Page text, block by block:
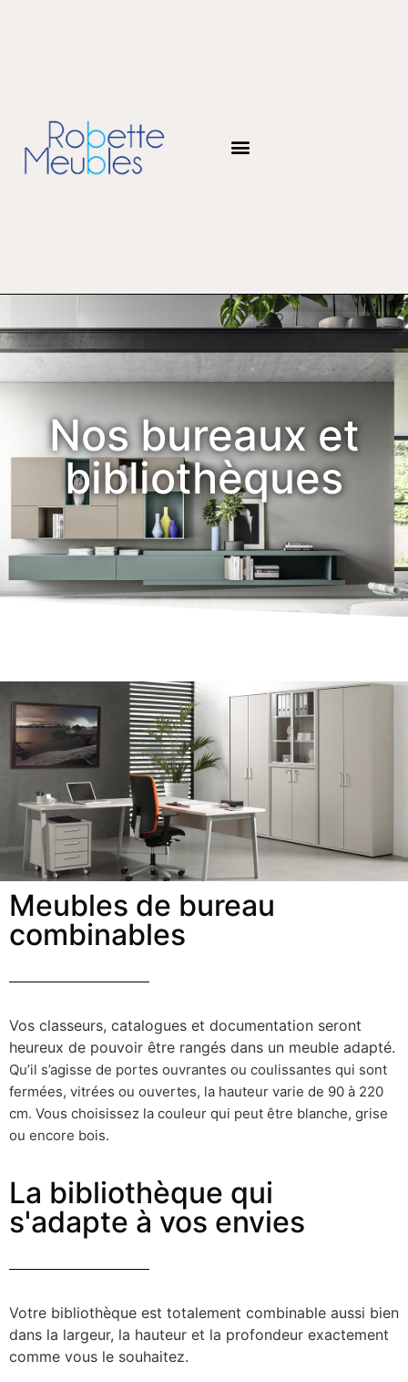
Nos bureaux et
bibliothèques
Meubles de bureau
combinables
Vos classeurs, catalogues et documentation seront
heureux de pouvoir être rangés dans un meuble adapté.
Qu’il s’agisse de portes ouvrantes ou coulissantes qui sont
fermées, vitrées ou ouvertes, la hauteur varie de 90 à 220
cm. Vous choisissez la couleur qui peut être blanche, grise
ou encore bois.
La bibliothèque qui
s'adapte à vos envies
Votre bibliothèque est totalement combinable aussi bien
dans la largeur, la hauteur et la profondeur exactement
comme vous le souhaitez.